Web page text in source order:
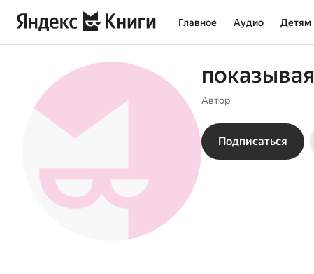
Главное Аудио Детям
показывая
Автор
Подписаться